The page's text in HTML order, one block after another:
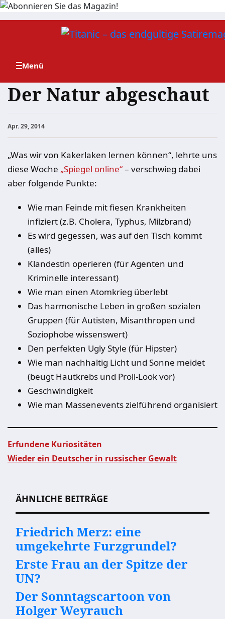
Zum
Der Natur abgeschaut
Apr. 29, 2014
„Was wir von Kakerlaken lernen können“, lehrte uns
diese Woche „Spiegel online“– verschwieg dabei
aber folgende Punkte:
Wie man Feinde mit fiesen Krankheiten
infiziert (z.B. Cholera, Typhus, Milzbrand)
Es wird gegessen, was auf den Tisch kommt
(alles)
Klandestin operieren (für Agenten und
Kriminelle interessant)
Wie man einen Atomkrieg überlebt
Das harmonische Leben in großen sozialen
Gruppen (für Autisten, Misanthropen und
Soziophobe wissenswert)
Den perfekten Ugly Style (für Hipster)
Wie man nachhaltig Licht und Sonne meidet
(beugt Hautkrebs und Proll-Look vor)
Geschwindigkeit
Wie man Massenevents zielführend organisiert
Erfundene Kuriositäten
Wieder ein Deutscher in russischer Gewalt
ÄHNLICHE BEITRÄGE
Friedrich Merz: eine
umgekehrte Furzgrundel?
Erste Frau an der Spitze der
UN?
Der Sonntagscartoon von
Holger Weyrauch